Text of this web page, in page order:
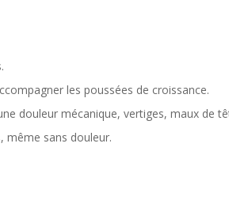
les poussées de croissance.
douleur mécanique, vertiges, maux de
même sans douleur.